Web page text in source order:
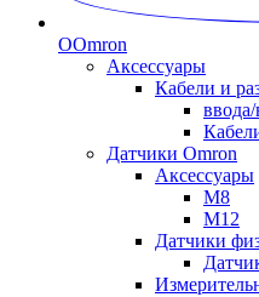
OOmron
Аксессуары
Кабели и
Датчики Omron
Аксессуары
M8
M12
Датчики